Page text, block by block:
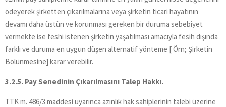
ödeyerek şirketten çıkarılmalarına veya şirketin ticari hayatının
devamı daha üstün ve korunması gereken bir duruma sebebiyet
vermekte ise feshi istenen şirketin yaşatılması amacıyla fesih dışında
farklı ve duruma en uygun düşen alternatif yönteme [ Örn; Şirketin
Bölünmesine] karar verebilir.
3.2.5. Pay Senedinin Çıkarılmasını Talep Hakkı.
TTK m. 486/3 maddesi uyarınca azınlık hak sahiplerinin talebi üzerine